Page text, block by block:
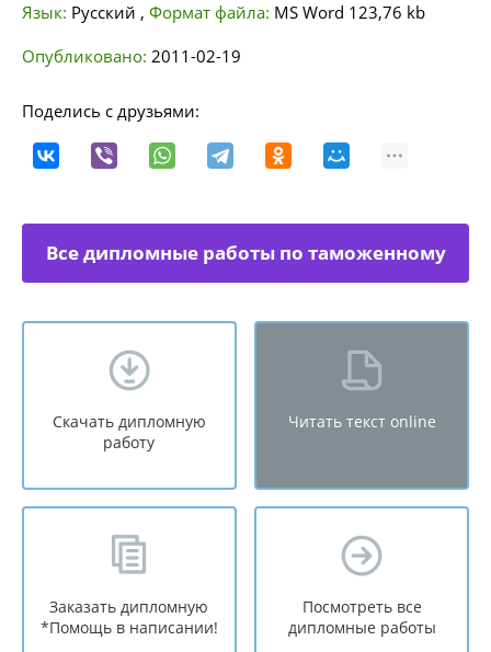
Язык: Русский , Формат файла: MS Word 123,76 kb
Опубликовано: 2011-02-19
Поделись с друзьями:
Все дипломные работы по таможенному
Скачать дипломную
работу
Читать текст online
Заказать дипломную
*Помощь в написании!
Посмотреть все
дипломные работы